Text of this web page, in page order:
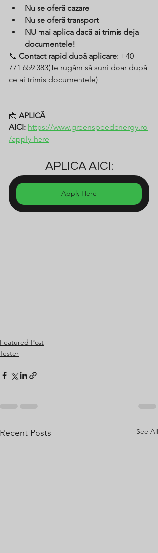
Nu se oferă cazare
Nu se oferă transport
NU mai aplica dacă ai trimis deja
documentele!
📞 Contact rapid după aplicare: +40
771 659 383(Te rugăm să suni doar după
ce ai trimis documentele)
📩 APLICĂ
AICI: https://www.greenspeedenergy.ro
/apply-here
APLICA AICI:
Apply Here
Featured Post
Tester
Recent Posts See All